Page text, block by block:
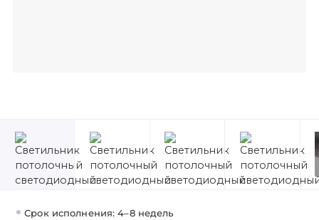
Срок исполнения: 4–8 недель